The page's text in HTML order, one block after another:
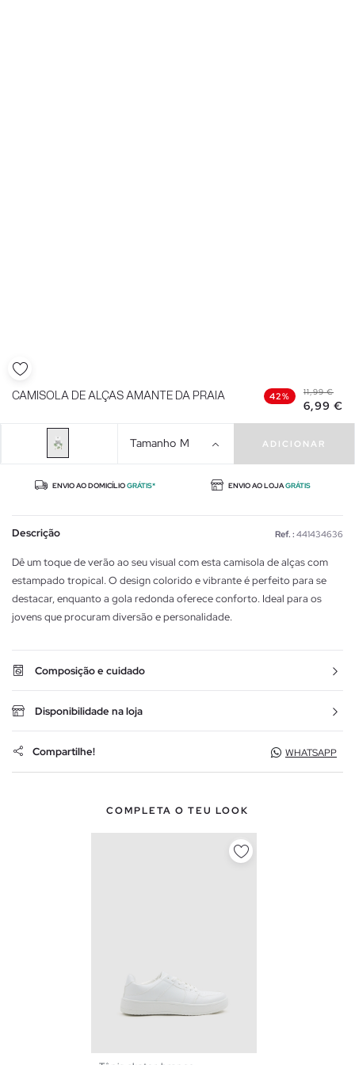
CAMISOLA DE ALÇAS AMANTE DA PRAIA 42% 11,99 €
6,99 €
Tamanho M ADICIONAR
ENVIO AO DOMICÍLIOGRÁTIS* ENVIO AO LOJAGRÁTIS
Descrição Ref. : 441434636
Dê um toque de verão ao seu visual com esta camisola de alças com
estampado tropical. O design colorido e vibrante é perfeito para se
destacar, enquanto a gola redonda oferece conforto. Ideal para os
jovens que procuram diversão e personalidade.
Composição e cuidado
Disponibilidade na loja
Compartilhe! WHATSAPP
COMPLETA O TEU LOOK